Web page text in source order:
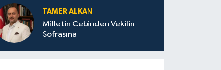
TAMER ALKAN
Milletin Cebinden Vekilin
Sofrasına